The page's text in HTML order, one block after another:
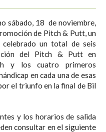
sábado, 18 de noviembre,
de Pitch & Putt, un
un total de seis
del Pitch & Putt en
y los cuatro primeros
en cada una de esas
el triunfo en la final de Bil
y los horarios de salida
consultar en el siguiente